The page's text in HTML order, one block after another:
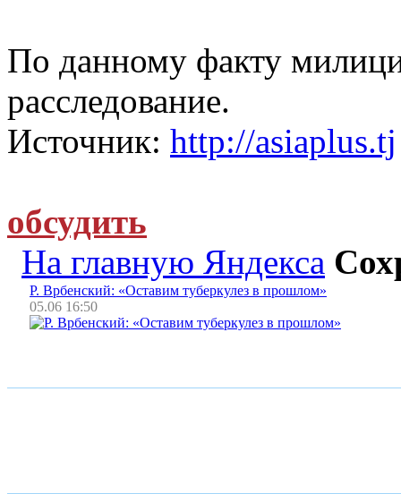
По данному факту
расследование.
Источник: http://asiaplus.tj
обсудить
На главную Яндекса
Р. Врбенский: «Оставим туберкулез в прошлом»
05.06 16:50